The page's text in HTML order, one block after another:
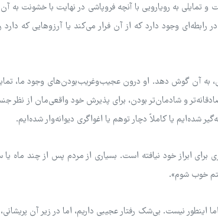
تمایلی به رویارویی با آنچه فروپاشی در نهایت با خشونت به
وجود دارد که از آن فرار می‌کند یا آرزوهایی که
به آن گوش دهد. او درون عجیب‌وغریب‌بودن‌های وجود ما،
و شادمان‌تر بودن، برای پذیرش خود واقعی‌مان از
شده‌ایم یا کاملاً دچار توهم یا اغواگری دیوانه‌وار شده‌ایم.
ابراز خود نیافته است. بسیاری از مردم پس از چند ماه
خوب شوم».
اینطور نیست. بی‌شک رفتار عجیبی داریم، اما در زیر آن